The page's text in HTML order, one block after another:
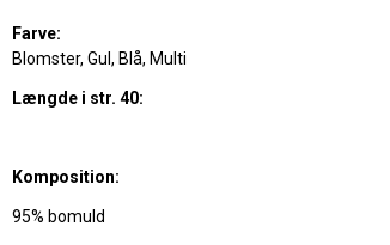
Farve:
Blomster, Gul, Blå, Multi
Længde i str. 40:
Komposition:
95% bomuld